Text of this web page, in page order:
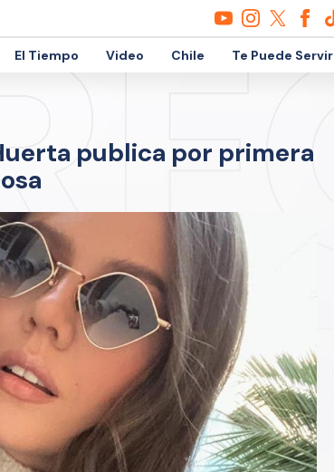
El Tiempo Video Chile Te Puede Servir
publica por primera